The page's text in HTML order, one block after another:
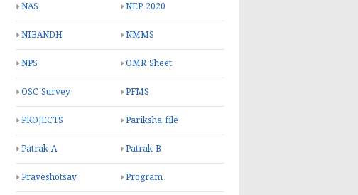
NAS NEP 2020
NIBANDH NMMS
NPS OMR Sheet
OSC Survey PFMS
PROJECTS Pariksha file
Patrak-A Patrak-B
Praveshotsav Program